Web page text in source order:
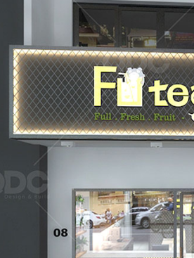
nhà hàng do QDC Design & Build